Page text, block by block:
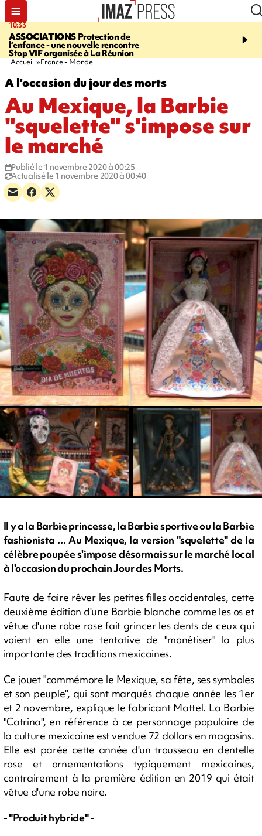
10:33
ASSOCIATIONSProtection de
l’enfance - une nouvelle rencontre
Stop VIF organisée à La Réunion
15:03
Vaste feu
l'ouest du pays, 20.000
Accueil France - Monde
A l'occasion du jour des morts
Au Mexique, la Barbie
"squelette" s'impose sur
le marché
Publié le 1 novembre 2020 à 00:25
Actualisé le 1 novembre 2020 à 00:40
Il y a la Barbie princesse, la Barbie sportive ou la Barbie
fashionista ... Au Mexique, la version "squelette" de la
célèbre poupée s'impose désormais sur le marché local
à l'occasion du prochain Jour des Morts.
Faute de faire rêver les petites filles occidentales, cette
deuxième édition d'une Barbie blanche comme les os et
vêtue d'une robe rose fait grincer les dents de ceux qui
voient en elle une tentative de "monétiser" la plus
importante des traditions mexicaines.
Ce jouet "commémore le Mexique, sa fête, ses symboles
et son peuple", qui sont marqués chaque année les 1er
et 2 novembre, explique le fabricant Mattel. La Barbie
"Catrina", en référence à ce personnage populaire de
la culture mexicaine est vendue 72 dollars en magasins.
Elle est parée cette année d'un trousseau en dentelle
rose et ornementations typiquement mexicaines,
contrairement à la première édition en 2019 qui était
vêtue d'une robe noire.
- "Produit hybride" -